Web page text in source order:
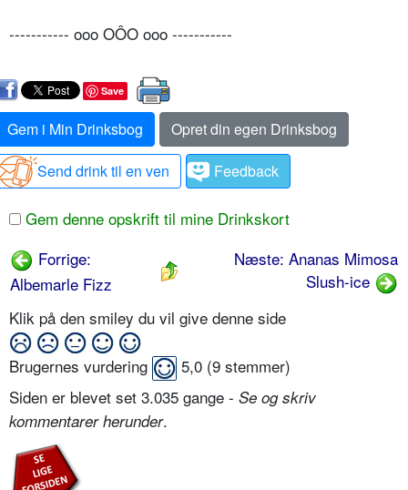
----------- ooo OÔO ooo -----------
Save
Gem i Min Drinksbog
Opret din egen Drinksbog
Send drink til en ven
Feedback
Gem denne opskrift til mine Drinkskort
Forrige:
Albemarle Fizz
Næste: Ananas Mimosa
Slush-ice
Klik på den smiley du vil give denne side
Brugernes vurdering 5,0 (9 stemmer)
Siden er blevet set 3.035 gange - Se og skriv
kommentarer herunder.